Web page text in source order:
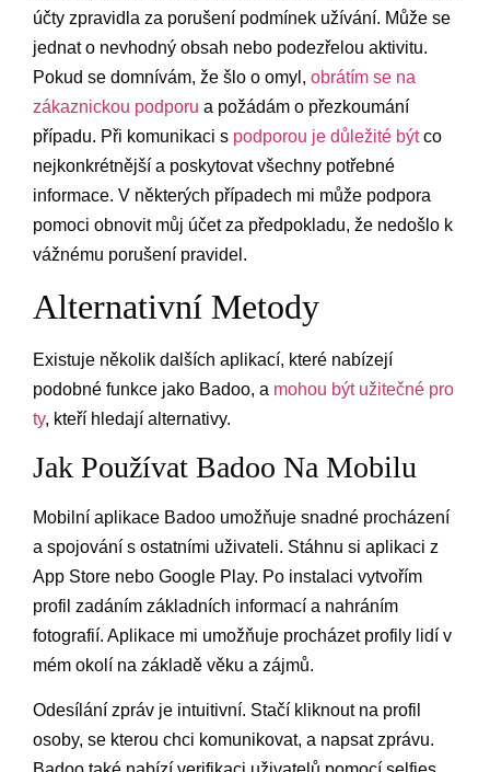
účty zpravidla za porušení podmínek užívání. Může se
jednat o nevhodný obsah nebo podezřelou aktivitu.
Pokud se domnívám, že šlo o omyl, obrátím se na
zákaznickou podporu a požádám o přezkoumání
případu. Při komunikaci s podporou je důležité býtco
nejkonkrétnější a poskytovat všechny potřebné
informace. V některých případech mi může podpora
pomoci obnovit můj účet za předpokladu, že nedošlo k
vážnému porušení pravidel.
Alternativní Metody
Existuje několik dalších aplikací, které nabízejí
podobné funkce jako Badoo, a mohou být užitečné pro
ty, kteří hledají alternativy.
Jak Používat Badoo Na Mobilu
Mobilní aplikace Badoo umožňuje snadné procházení
a spojování s ostatními uživateli. Stáhnu si aplikaci z
App Store nebo Google Play. Po instalaci vytvořím
profil zadáním základních informací a nahráním
fotografií. Aplikace mi umožňuje procházet profily lidí v
mém okolí na základě věku a zájmů.
Odesílání zpráv je intuitivní. Stačí kliknout na profil
osoby, se kterou chci komunikovat, a napsat zprávu.